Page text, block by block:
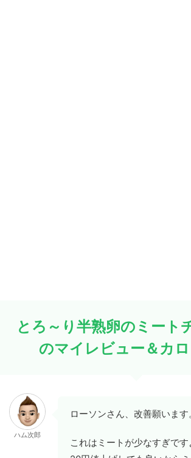
とろ～り半熟卵のミート
のマイレビュー＆カ
ハム次郎
ローソンさん、改善願います
これはミートが少なすぎです